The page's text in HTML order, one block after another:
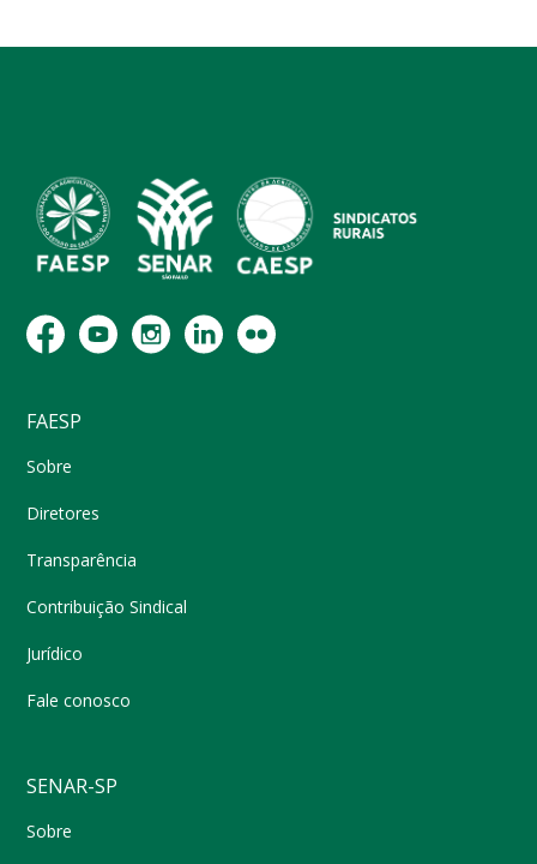
FAESP
Sobre
Diretores
Transparência
Contribuição Sindical
Jurídico
Fale conosco
SENAR-SP
Sobre